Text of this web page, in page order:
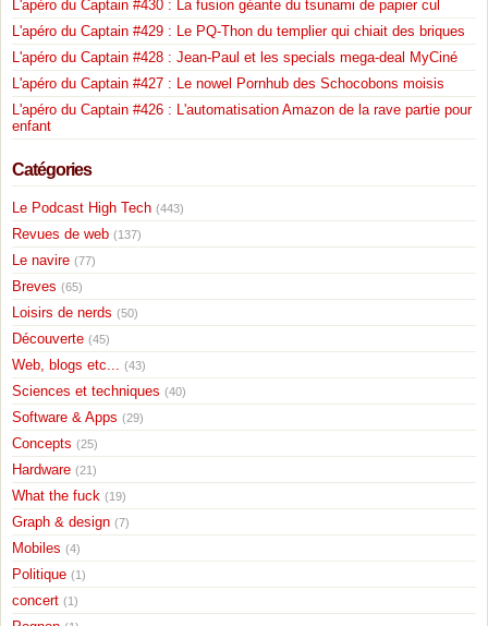
L'apéro du Captain #430 : La fusion géante du tsunami de papier cul
L'apéro du Captain #429 : Le PQ-Thon du templier qui chiait des briques
L'apéro du Captain #428 : Jean-Paul et les specials mega-deal MyCiné
L'apéro du Captain #427 : Le nowel Pornhub des Schocobons moisis
L'apéro du Captain #426 : L'automatisation Amazon de la rave partie pour
enfant
Catégories
Le Podcast High Tech (443)
Revues de web (137)
Le navire (77)
Breves (65)
Loisirs de nerds (50)
Découverte (45)
Web, blogs etc... (43)
Sciences et techniques (40)
Software & Apps (29)
Concepts (25)
Hardware (21)
What the fuck (19)
Graph & design (7)
Mobiles (4)
Politique (1)
concert (1)